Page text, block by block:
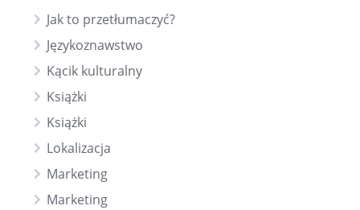
Jak to przetłumaczyć?
Językoznawstwo
Kącik kulturalny
Książki
Książki
Lokalizacja
Marketing
Marketing